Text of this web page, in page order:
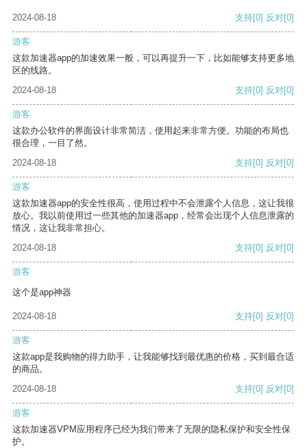
2024-08-18 支持[0] 反对[0]
游客
这款加速器app的加速效果一般，可以再提升一下，比如能够支持更多地
区的线路。
2024-08-18
支持[0] 反对[0]
游客
这款办公软件的界面设计非常简洁，使用起来非常方便。功能的布局也
很合理，一目了然。
2024-08-18
支持[0] 反对[0]
游客
这款加速器app的安全性很高，使用过程中不会泄露个人信息，这让我很
放心。我以前使用过一些其他的加速器app，经常会出现个人信息泄露的
情况，这让我非常担心。
2024-08-18
支持[0] 反对[0]
游客
这个是app神器
2024-08-18 支持[0] 反对[0]
游客
这款app是我购物的得力助手，让我能够找到最优惠的价格，买到最合适
的商品。
2024-08-18
支持[0] 反对[0]
游客
这款加速器VPM应用程序已经为我们带来了无限的隐私保护和安全性保
护。